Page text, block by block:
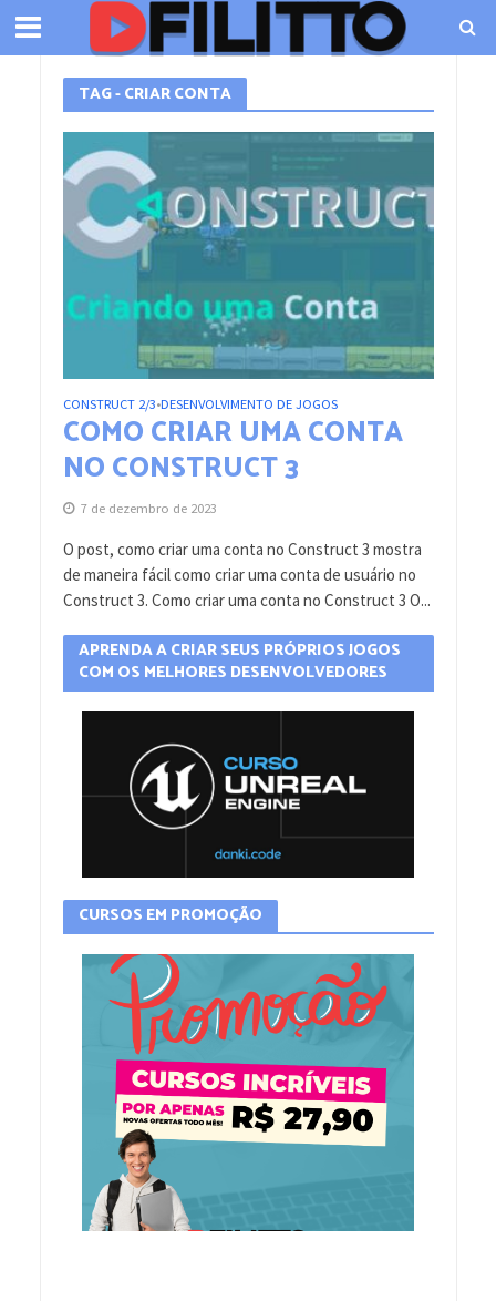
TAG - CRIAR CONTA
CONSTRUCT 2/3•DESENVOLVIMENTO DE JOGOS
COMO CRIAR UMA CONTA
NO CONSTRUCT 3
7 de dezembro de 2023
O post, como criar uma conta no Construct 3 mostra
de maneira fácil como criar uma conta de usuário no
Construct 3. Como criar uma conta no Construct 3 O...
APRENDA A CRIAR SEUS PRÓPRIOS JOGOS
COM OS MELHORES DESENVOLVEDORES
CURSOS EM PROMOÇÃO